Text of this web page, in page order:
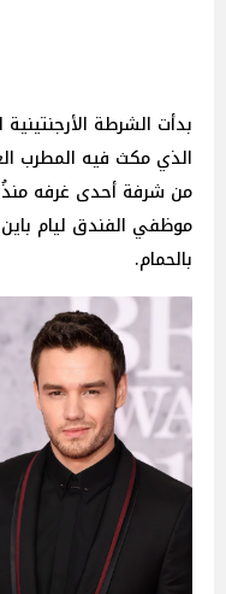
بدأت الشرطة
الذي مكث فيه المطرب
من شرفة أحدى غرفه منذُ
موظفي الفندق ليام
بالحمام.